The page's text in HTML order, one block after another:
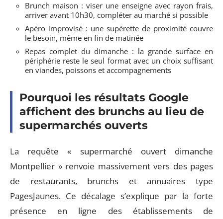
Brunch maison : viser une enseigne avec rayon frais,
arriver avant 10h30, compléter au marché si possible
Apéro improvisé : une supérette de proximité couvre
le besoin, même en fin de matinée
Repas complet du dimanche : la grande surface en
périphérie reste le seul format avec un choix suffisant
en viandes, poissons et accompagnements
Pourquoi les résultats Google
affichent des brunchs au lieu de
supermarchés ouverts
La requête « supermarché ouvert dimanche
Montpellier » renvoie massivement vers des pages
de restaurants, brunchs et annuaires type
PagesJaunes. Ce décalage s’explique par la forte
présence en ligne des établissements de